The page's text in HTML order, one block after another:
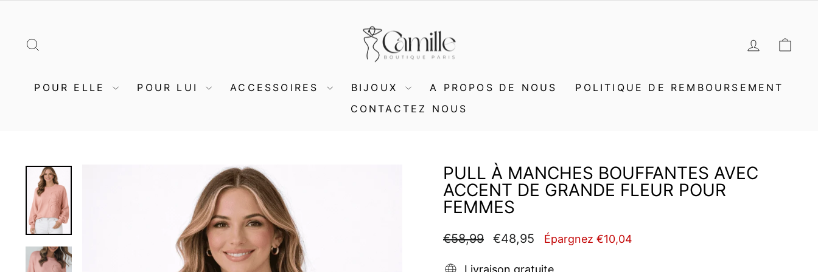
SE
POUR ELLE POUR LUI ACCESSOIRES BIJOUX A PROPOS DE NOUS
POLITIQUE DE REMBOURSEMENT
CONTACTEZ NOUS
PULL À MANCHES BOUFFANTES AVEC
ACCENT DE GRANDE FLEUR POUR
FEMMES
Prix
€58,99
Prix
€48,95 Épargnez €10,04
Livraison gratuite